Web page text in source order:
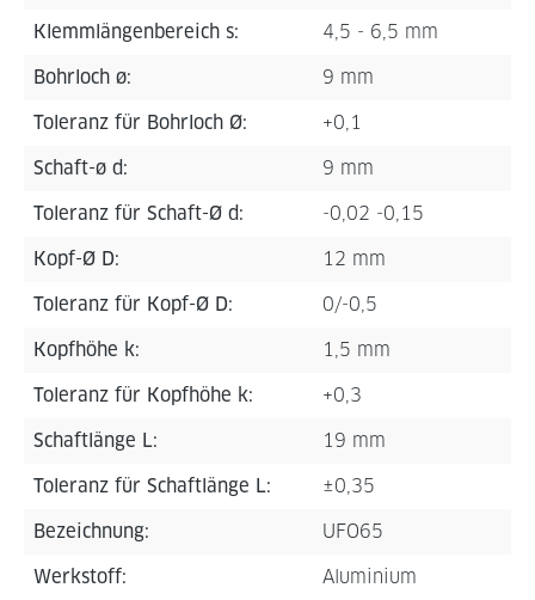
Klemmlängenbereich s: 4,5 - 6,5 mm
Bohrloch ø: 9 mm
Toleranz für Bohrloch Ø: +0,1
Schaft-ø d: 9 mm
Toleranz für Schaft-Ø d: -0,02 -0,15
Kopf-Ø D: 12 mm
Toleranz für Kopf-Ø D: 0/-0,5
Kopfhöhe k: 1,5 mm
Toleranz für Kopfhöhe k: +0,3
Schaftlänge L: 19 mm
Toleranz für Schaftlänge L: ±0,35
Bezeichnung: UFO65
Werkstoff: Aluminium